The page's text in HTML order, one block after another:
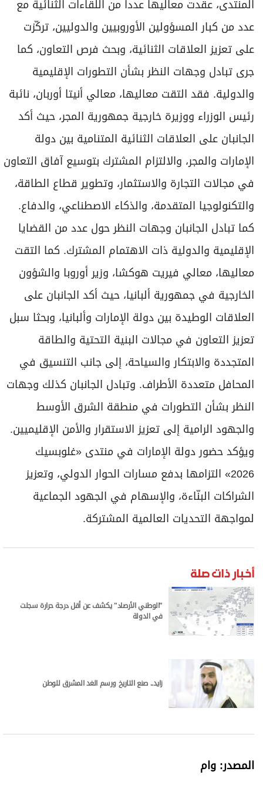
المنتدى، عقدت معاليها عدداً من اللقاءات الثنائية مع
عدد من كبار المسؤولين الأوروبيين والدوليين، تركّزت
على تعزيز العلاقات الثنائية، وبحث فرص التعاون، كما
جرى تبادل وجهات النظر بشأن التطورات الإقليمية
والدولية. فقد التقت معاليها، معالي أنيتا أوربان، نائبة
رئيس الوزراء ووزيرة خارجية جمهورية المجر، حيث أكد
الجانبان على العلاقات الثنائية المتنامية بين دولة
الإمارات والمجر، والالتزام المشترك بتوسيع آفاق التعاون
في مجالات التجارة والاستثمار، وتطوير قطاع الطاقة،
والتكنولوجيا المتقدمة، والذكاء الاصطناعي، والدفاع.
كما تبادل الجانبان وجهات النظر حول عدد من القضايا
الإقليمية والدولية ذات الاهتمام المشترك. كما التقت
معاليها، معالي فيريت هوكشا، وزير أوروبا والشؤون
الخارجية في جمهورية ألبانيا، حيث أكد الجانبان على
العلاقات الوطيدة بين دولة الإمارات وألبانيا، وبحثا سبل
تعزيز التعاون في مجالات البنية التحتية والطاقة
المتجددة والابتكار والسياحة، إلى جانب التنسيق في
المحافل متعددة الأطراف. وتبادل الجانبان كذلك وجهات
النظر بشأن التطورات في منطقة الشرق الأوسط
والجهود الرامية إلى تعزيز الاستقرار والأمن الإقليميين.
ويؤكد حضور دولة الإمارات في منتدى «غلوبسيك
2026» التزامها بدفع مسارات الحوار الدولي، وتعزيز
الشراكات البنّاءة، والإسهام في الجهود الجماعية
لمواجهة التحديات العالمية المشتركة.
أخبار ذات صلة
"الوطني الأرصاد" يكشف عن أقل درجة حرارة سجلت
في الدولة
زايد.. صنع التاريخ ورسم الغد المشرق للوطن
المصدر: وام